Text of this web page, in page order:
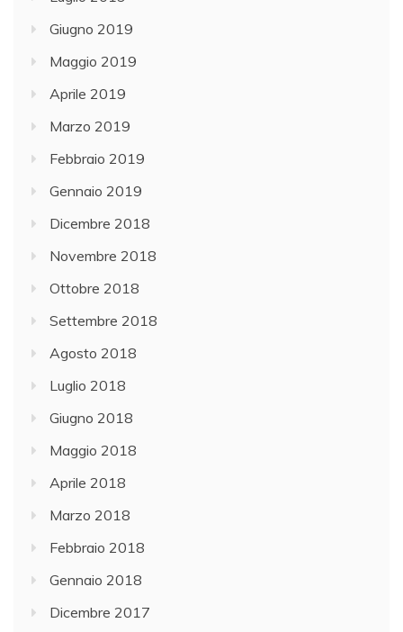
Giugno 2019
Maggio 2019
Aprile 2019
Marzo 2019
Febbraio 2019
Gennaio 2019
Dicembre 2018
Novembre 2018
Ottobre 2018
Settembre 2018
Agosto 2018
Luglio 2018
Giugno 2018
Maggio 2018
Aprile 2018
Marzo 2018
Febbraio 2018
Gennaio 2018
Dicembre 2017